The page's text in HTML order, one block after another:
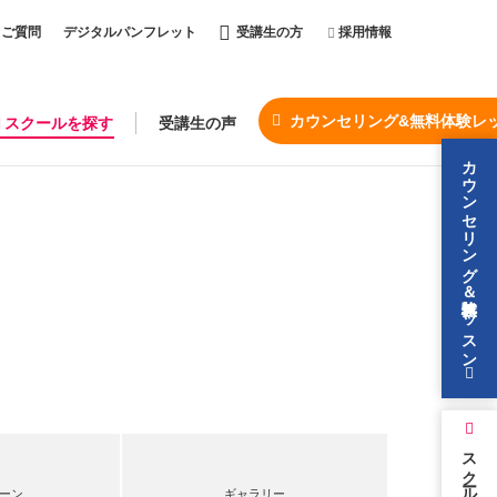
質問 デジタルパンフレット 受講生の方 採用情報
スクールを探す 受講生の声 カウンセリング&無料体験レ
カウンセリング＆無料体験レッスン
ン ギャラリー